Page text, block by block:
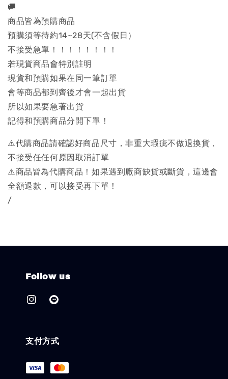
🚚
商品皆為預購商品
預購須等待約14~28天(不含假日）
不接受急單！！！！！！！！
若現貨商品會特別註明
現貨和預購如果在同一筆訂單
會等商品都到齊後才會一起出貨
所以如果要急著出貨
記得和預購商品分開下單！
⚠️代購商品請確認好商品尺寸，非重大瑕疵不做退換貨，
不接受任任何原因取消訂單
⚠️商品皆為代購商品！如果遇到廠商缺貨或斷貨，這邊會
全額退款，可以接受再下單！
/
Follow us
支付方式